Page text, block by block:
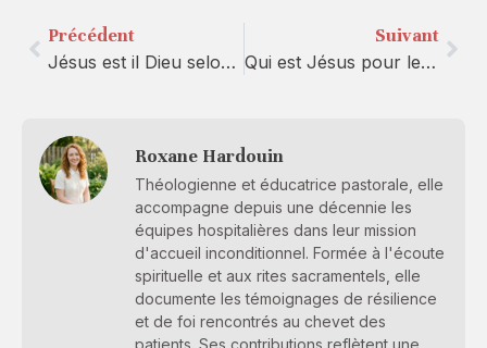
Précédent
Jésus est il Dieu selon la Bible ?
Suivant
Qui est Jésus pour les juifs ?
Roxane Hardouin
Théologienne et éducatrice pastorale, elle
accompagne depuis une décennie les
équipes hospitalières dans leur mission
d'accueil inconditionnel. Formée à l'écoute
spirituelle et aux rites sacramentels, elle
documente les témoignages de résilience
et de foi rencontrés au chevet des
patients. Ses contributions reflètent une